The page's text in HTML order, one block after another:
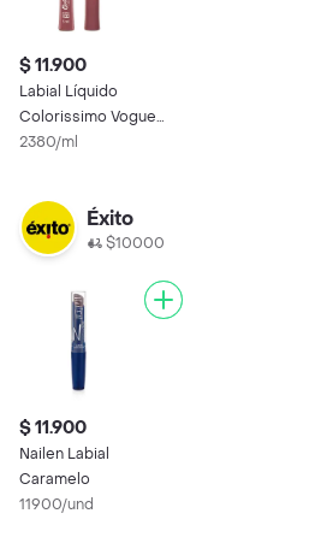
$ 11.900
Labial Líquido
Colorissimo Vogue
Canela
2380/ml
Éxito
$10000
$ 11.900
Nailen Labial
Caramelo
11900/und